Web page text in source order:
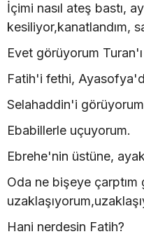
İçimi nasıl ateş bastı,
kesiliyor,kanatlandım,
Evet görüyorum
Fatih'i fethi,
Selahaddin'i
Ebabillerle uçuyorum.
Ebrehe'nin üstüne,
Oda ne bişeye
Hani nerdesin Fatih?